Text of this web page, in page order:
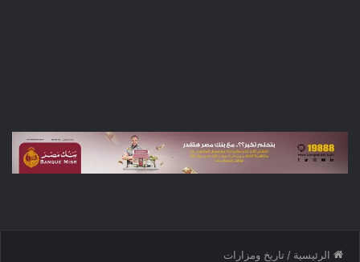
الرئيسية / تاريخ ومزارات